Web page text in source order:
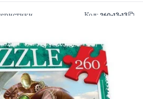
Код: 260-13-13